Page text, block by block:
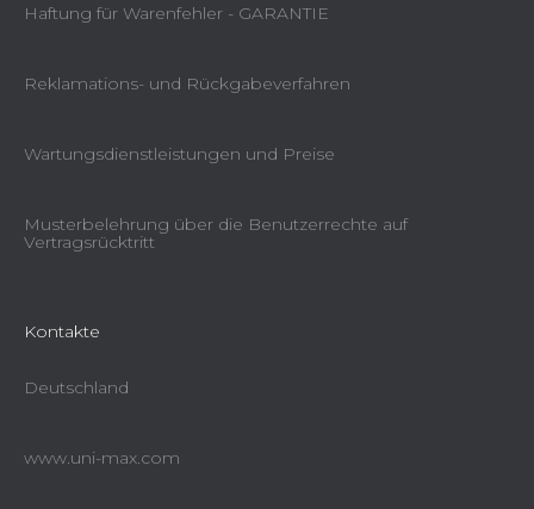
Haftung für Warenfehler - GARANTIE
Reklamations- und Rückgabeverfahren
Wartungsdienstleistungen und Preise
Musterbelehrung über die Benutzerrechte auf
Vertragsrücktritt
Kontakte
Deutschland
www.uni-max.com